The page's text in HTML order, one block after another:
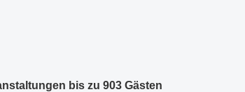
bis zu 903 Gästen